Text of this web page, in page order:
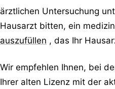
ärztlichen Untersuchung
Hausarzt bitten, ein
auszufüllen , das Ihr
Wir empfehlen Ihnen, bei
Ihrer alten Lizenz mit der